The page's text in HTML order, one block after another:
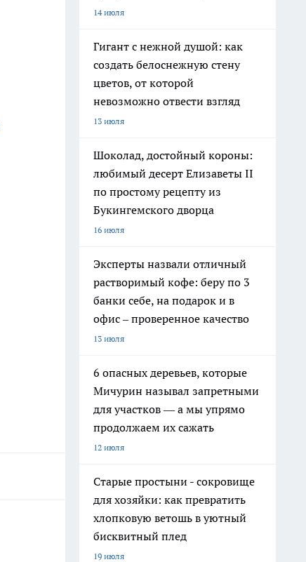
14 июля
Гигант с нежной душой: как
создать белоснежную стену
цветов, от которой
невозможно отвести взгляд
13 июля
Шоколад, достойный короны:
любимый десерт Елизаветы II
по простому рецепту из
Букингемского дворца
16 июля
Эксперты назвали отличный
растворимый кофе: беру по 3
банки себе, на подарок и в
офис – проверенное качество
13 июля
6 опасных деревьев, которые
Мичурин называл запретными
для участков — а мы упрямо
продолжаем их сажать
12 июля
Старые простыни - сокровище
для хозяйки: как превратить
хлопковую ветошь в уютный
бисквитный плед
19 июля